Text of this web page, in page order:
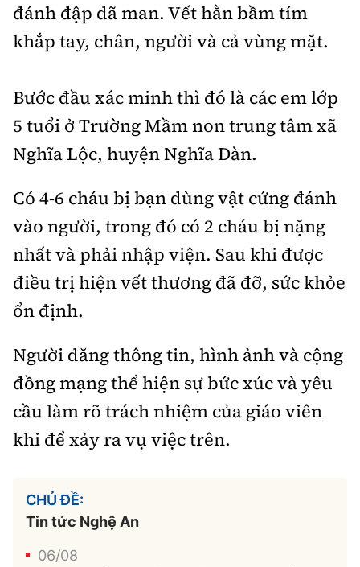
đánh đập dã man. Vết hằn bầm tím
khắp tay, chân, người và cả vùng mặt.
Bước đầu xác minh thì đó là các em lớp
5 tuổi ở Trường Mầm non trung tâm xã
Nghĩa Lộc, huyện Nghĩa Đàn.
Có 4-6 cháu bị bạn dùng vật cứng đánh
vào người, trong đó có 2 cháu bị nặng
nhất và phải nhập viện. Sau khi được
điều trị hiện vết thương đã đỡ, sức khỏe
ổn định.
Người đăng thông tin, hình ảnh và cộng
đồng mạng thể hiện sự bức xúc và yêu
cầu làm rõ trách nhiệm của giáo viên
khi để xảy ra vụ việc trên.
CHỦ ĐỀ:
Tin tức Nghệ An
06/08